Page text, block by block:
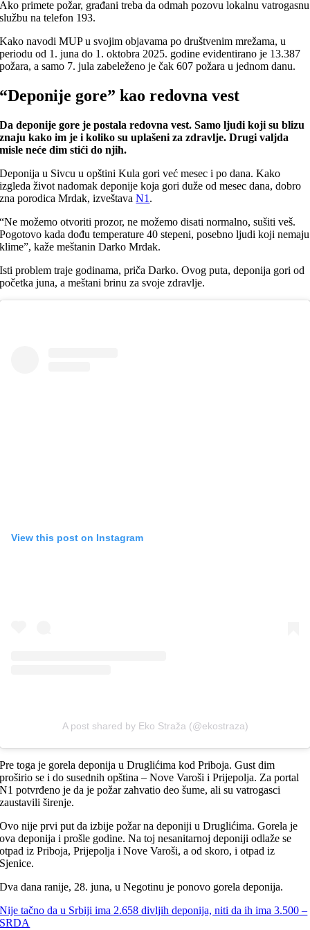
Ako primete požar, građani treba da odmah pozovu lokalnu vatrogasnu
službu na telefon 193.
Kako navodi MUP u svojim objavama po društvenim mrežama, u
periodu od 1. juna do 1. oktobra 2025. godine evidentirano je 13.387
požara, a samo 7. jula zabeleženo je čak 607 požara u jednom danu.
“Deponije gore” kao redovna vest
Da deponije gore je postala redovna vest. Samo ljudi koji su blizu
znaju kako im je i koliko su uplašeni za zdravlje. Drugi valjda
misle neće dim stići do njih.
Deponija u Sivcu u opštini Kula gori već mesec i po dana. Kako
izgleda život nadomak deponije koja gori duže od mesec dana, dobro
zna porodica Mrdak, izveštavaN1 .
“Ne možemo otvoriti prozor, ne možemo disati normalno, sušiti veš.
Pogotovo kada dođu temperature 40 stepeni, posebno ljudi koji nemaju
klime”, kaže meštanin Darko Mrdak.
Isti problem traje godinama, priča Darko. Ovog puta, deponija gori od
početka juna, a meštani brinu za svoje zdravlje.
View this post on Instagram
A post shared by Eko Straža (@ekostraza)
Pre toga je gorela deponija u Druglićima kod Priboja. Gust dim
proširio se i do susednih opština – Nove Varoši i Prijepolja. Za portal
N1 potvrđeno je da je požar zahvatio deo šume, ali su vatrogasci
zaustavili širenje.
Ovo nije prvi put da izbije požar na deponiji u Druglićima. Gorela je
ova deponija i prošle godine. Na toj nesanitarnoj deponiji odlaže se
otpad iz Priboja, Prijepolja i Nove Varoši, a od skoro, i otpad iz
Sjenice.
Dva dana ranije, 28. juna, u Negotinu je ponovo gorela deponija.
Nije tačno da u Srbiji ima 2.658 divljih deponija, niti da ih ima 3.500 –
SRDA